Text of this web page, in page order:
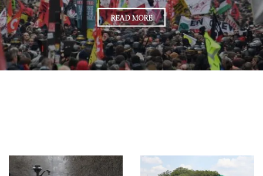
READ MORE